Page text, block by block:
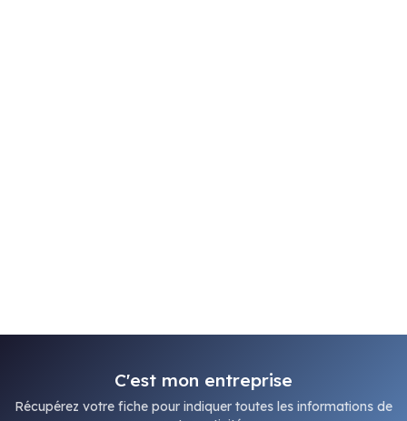
C'est mon entreprise
Récupérez votre fiche pour indiquer toutes les informations de